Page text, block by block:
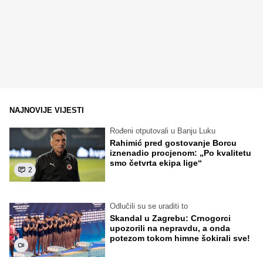
NAJNOVIJE VIJESTI
2
Rođeni otputovali u Banju Luku
Rahimić pred gostovanje Borcu
iznenadio procjenom: „Po kvalitetu
smo četvrta ekipa lige“
Odlučili su se uraditi to
Skandal u Zagrebu: Crnogorci
upozorili na nepravdu, a onda
potezom tokom himne šokirali sve!